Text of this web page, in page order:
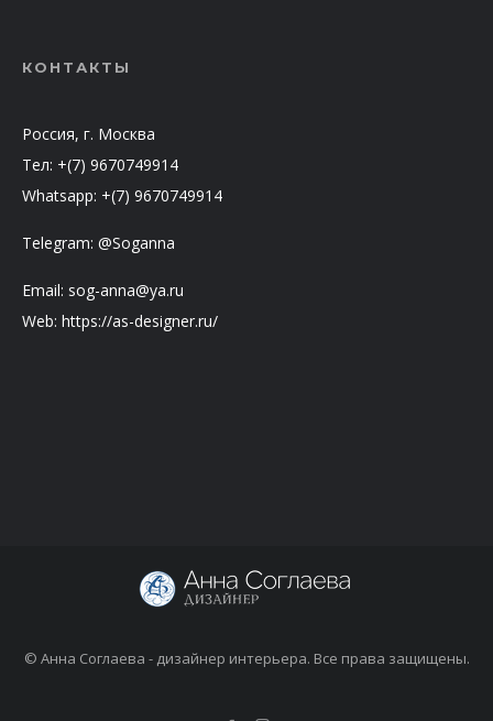
КОНТАКТЫ
Россия, г. Москва
Тел: +(7) 9670749914
Whatsapp: +(7) 9670749914
Telegram: @Soganna
Email: sog-anna@ya.ru
Web: https://as-designer.ru/
© Анна Соглаева - дизайнер интерьера. Все права защищены.